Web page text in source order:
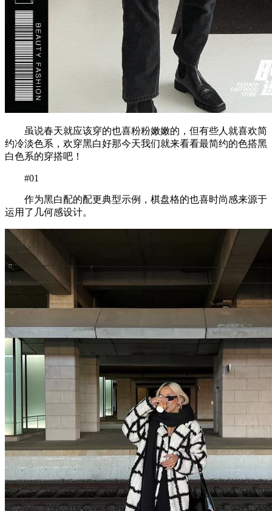
虽说春天就应该穿的也喜粉粉嫩嫩的，但有些人就喜欢简
约冷淡色系，欢穿黑白好那今天我们就来看看最简约的色搭黑
白色系的穿搭吧！
#01
作为黑白配的配更典型示例，棋盘格的也喜时尚感来源于
运用了几何感设计。